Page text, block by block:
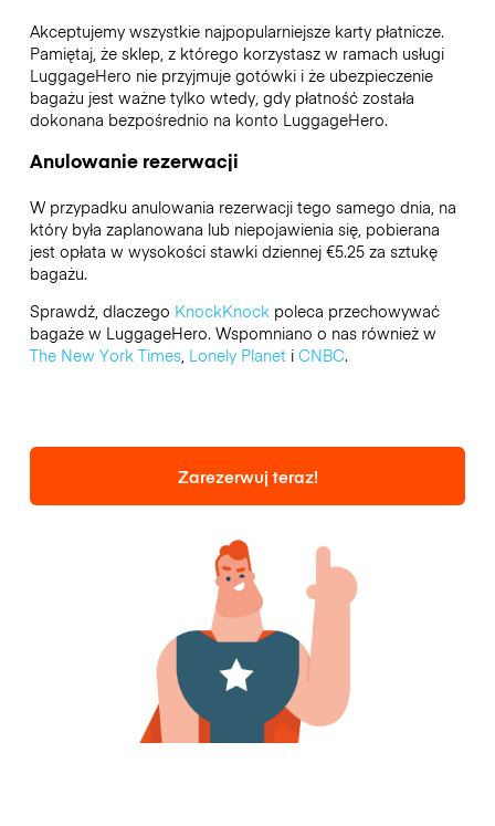
Akceptujemy wszystkie najpopularniejsze karty płatnicze.
Pamiętaj, że sklep, z którego korzystasz w ramach usługi
LuggageHero nie przyjmuje gotówki i że ubezpieczenie
bagażu jest ważne tylko wtedy, gdy płatność została
dokonana bezpośrednio na konto LuggageHero.
Anulowanie rezerwacji
W przypadku anulowania rezerwacji tego samego dnia, na
który była zaplanowana lub niepojawienia się, pobierana
jest opłata w wysokości stawki dziennej €5.25 za sztukę
bagażu.
Sprawdź, dlaczego KnockKnockpoleca przechowywać
bagaże w LuggageHero. Wspomniano o nas również w
The New York Times, Lonely Planeti CNBC.
Zarezerwuj teraz!